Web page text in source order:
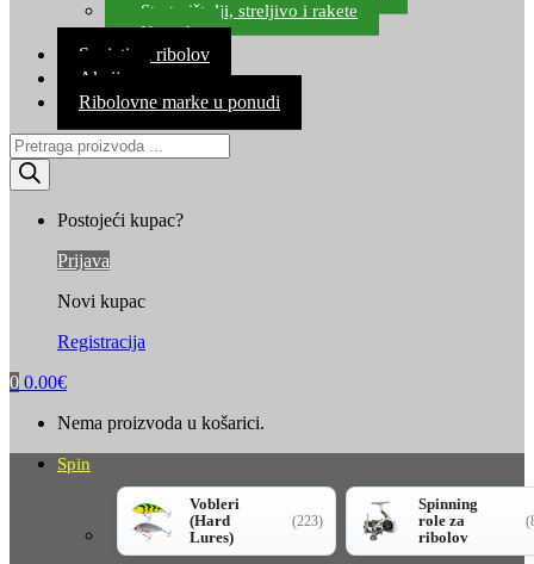
Start pištolji, streljivo i rakete
Kontakt
Savjeti za ribolov
Akcija
Ribolovne marke u ponudi
Products
search
Postojeći kupac?
Prijava
Novi kupac
Registracija
0 0.00€
Nema proizvoda u košarici.
Spin
Vobleri
(Hard
Lures)
(223)
Spinning
role za
ribolov